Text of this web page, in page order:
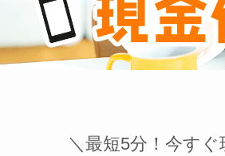
＼最短5分！今すぐ